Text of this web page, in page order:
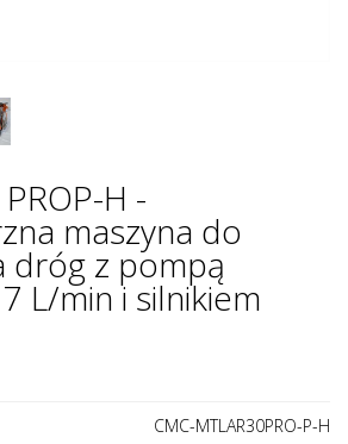
H -
maszyna do
dróg z pompą
L/min i silnikiem
CMC-MTLAR30PRO-P-H